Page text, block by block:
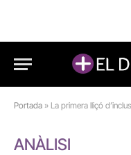
Portada » La primera lliçó
ANÀLISI